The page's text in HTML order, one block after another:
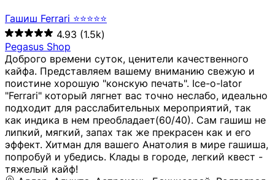
Гашиш Ferrari ⭐⭐⭐⭐⭐
4.93 (1.5k)
Pegasus Shop
Доброго времени суток, ценители качественного
кайфа. Представляем вашему вниманию свежую и
поистине хорошую "конскую печать". Ice-o-lator
"Ferrari" который лягнет вас точно неслабо, идеально
подходит для расслабительных мероприятий, так
как индика в нем преобладает(60/40). Сам гашиш не
липкий, мягкий, запах так же прекрасен как и его
эффект. Хитман для вашего Анатолия в мире гашиша,
попробуй и убедись. Клады в городе, легкий квест -
тяжелый кайф!